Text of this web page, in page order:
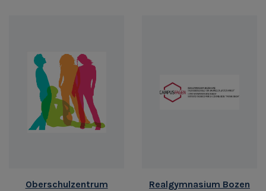
Oberschulzentrum
Realgymnasium Bozen